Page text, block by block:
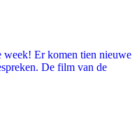
week! Er komen tien nieuwe
De film van de